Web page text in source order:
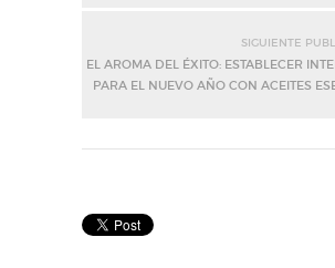
SIGUIENTE
EL AROMA DEL ÉXITO: ESTABLECER
PARA EL NUEVO AÑO CON ACEITES